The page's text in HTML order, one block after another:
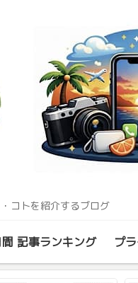
コトを紹介するブログ
間 記事ランキング プ